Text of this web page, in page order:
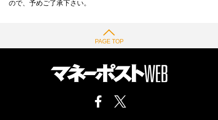
ので、予めご了承下さい。
PAGE TOP